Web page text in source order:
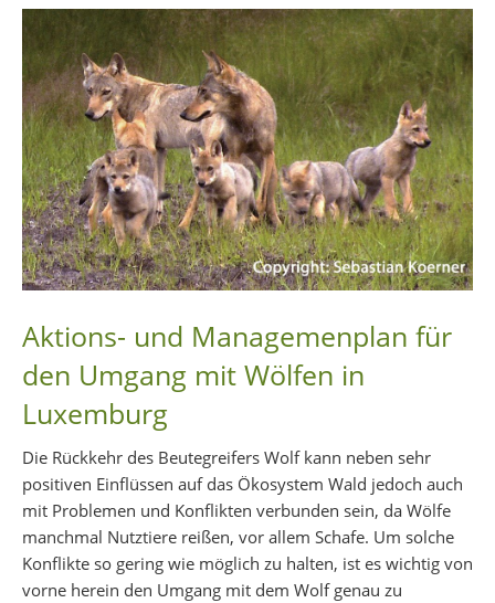
Aktions- und Managemenplan für
den Umgang mit Wölfen in
Luxemburg
Die Rückkehr des Beutegreifers Wolf kann neben sehr
positiven Einflüssen auf das Ökosystem Wald jedoch auch
mit Problemen und Konflikten verbunden sein, da Wölfe
manchmal Nutztiere reißen, vor allem Schafe. Um solche
Konflikte so gering wie möglich zu halten, ist es wichtig von
vorne herein den Umgang mit dem Wolf genau zu